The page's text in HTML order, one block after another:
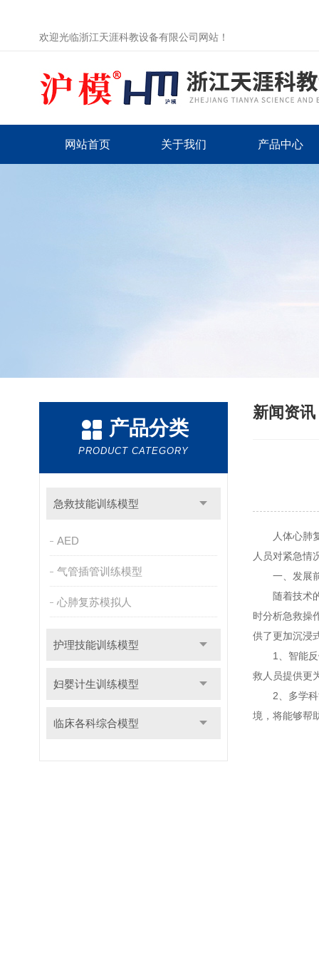
欢迎光临浙江天涯科教设备有限公司网站！
网站首页 关于我们 产品中心
产品分类
PRODUCT CATEGORY
急救技能训练模型
AED
气管插管训练模型
心肺复苏模拟人
护理技能训练模型
妇婴计生训练模型
临床各科综合模型
新闻资讯
人体心肺复
人员对紧急情
一、发展
随着技术的
时分析急救操
供了更加沉浸
1、智能反馈
救人员提供更
2、多学科协
境，将能够帮